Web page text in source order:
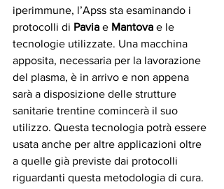
iperimmune, l’Apss sta esaminando i
protocolli di Pavia e Mantova e le
tecnologie utilizzate. Una macchina
apposita, necessaria per la lavorazione
del plasma, è in arrivo e non appena
sarà a disposizione delle strutture
sanitarie trentine comincerà il suo
utilizzo. Questa tecnologia potrà essere
usata anche per altre applicazioni oltre
a quelle già previste dai protocolli
riguardanti questa metodologia di cura.